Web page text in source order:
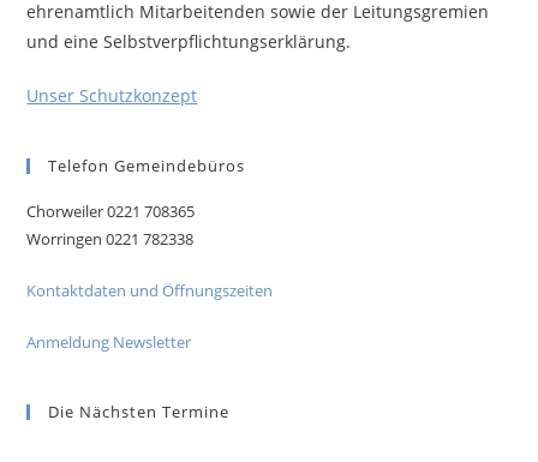
ehrenamtlich Mitarbeitenden sowie der Leitungsgremien
und eine Selbstverpflichtungserklärung.
Unser Schutzkonzept
Telefon Gemeindebüros
Chorweiler 0221 708365
Worringen 0221 782338
Kontaktdaten und Öffnungszeiten
Anmeldung Newsletter
Die Nächsten Termine